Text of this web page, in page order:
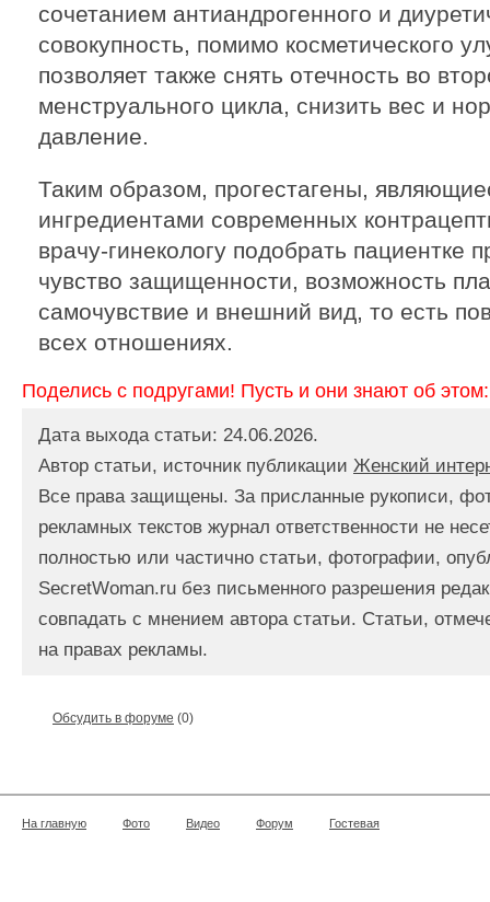
сочетанием антиандрогенного и
совокупность, помимо косметического
позволяет также снять отечность во
менструального цикла, снизить вес и
давление.
Таким образом, прогестагены,
ингредиентами современных
врачу-гинекологу подобрать пациентке
чувство защищенности, возможность
самочувствие и внешний вид, то есть
всех отношениях.
Поделись с подругами! Пусть и они знают об этом:
Дата выхода статьи: 24.06.2026.
Автор статьи, источник публикации Женский
Все права защищены. За присланные рукописи,
рекламных текстов журнал ответственности не
полностью или частично статьи, фотографии,
SecretWoman.ru без письменного разрешения
совпадать с мнением автора статьи. Статьи,
на правах рекламы.
Обсудить в форуме (0)
На главную Фото Видео Форум Гостевая